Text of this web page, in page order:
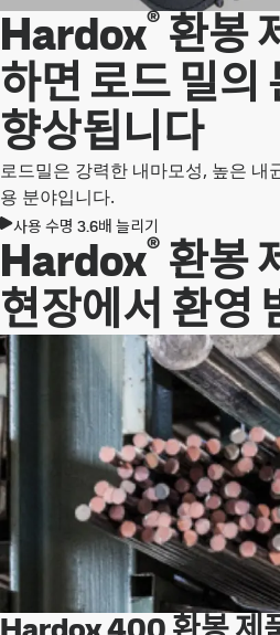
Hardox® 환봉
하면 로드 밀의
향상됩니다
로드밀은 강력한 내마모성, 높은 내
용 분야입니다.
사용 수명 3.6배 늘리기
Hardox® 환봉
현장에서 환영